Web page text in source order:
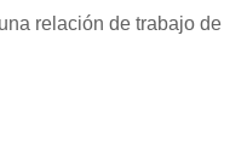
relación de trabajo de